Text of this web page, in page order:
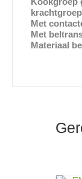
krachtgroep
Met
Met
Materiaal